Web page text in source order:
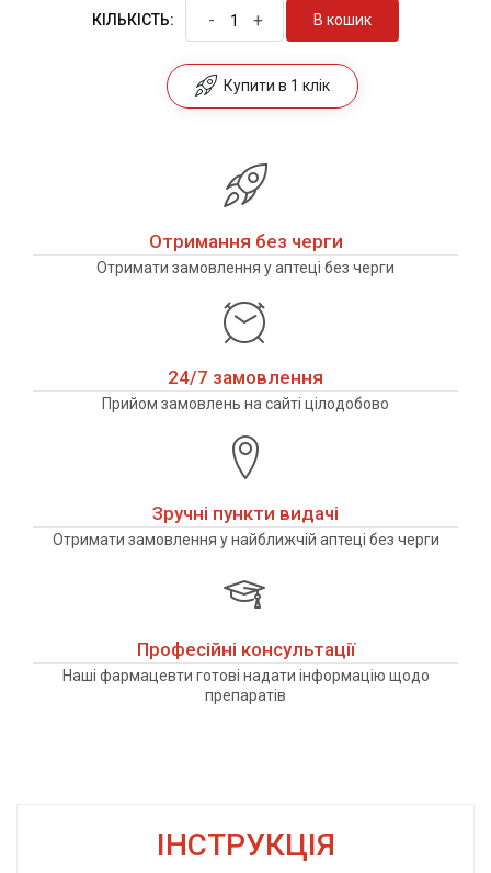
КІЛЬКІСТЬ: - + В кошик
Купити в 1 клік
Отримання без черги
Отримати замовлення у аптеці без черги
24/7 замовлення
Прийом замовлень на сайті цілодобово
Зручні пункти видачі
Отримати замовлення у найближчій аптеці без черги
Професійні консультації
Наші фармацевти готові надати інформацію щодо
препаратів
ІНСТРУКЦІЯ